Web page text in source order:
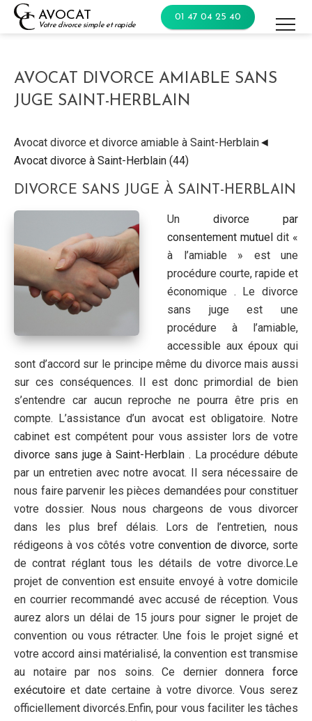
Skip
AVOCAT
Votre divorce simple et rapide
01 47 04 25 40
AVOCAT DIVORCE AMIABLE SANS
JUGE SAINT-HERBLAIN
Avocat divorce et divorce amiable à Saint-Herblain◄
Avocat divorce à Saint-Herblain (44)
DIVORCE SANS JUGE À SAINT-HERBLAIN
Un divorce par
consentement mutuel dit «
à l’amiable » est une
procédure courte, rapide et
économique . Le divorce
sans juge est une
procédure à l’amiable,
accessible aux époux qui
sont d’accord sur le principe même du divorce mais aussi
sur ces conséquences. Il est donc primordial de bien
s’entendre car aucun reproche ne pourra être pris en
compte. L’assistance d’un avocat est obligatoire. Notre
cabinet est compétent pour vous assister lors de votre
divorce sans juge à Saint-Herblain . La procédure débute
par un entretien avec notre avocat. Il sera nécessaire de
nous faire parvenir les pièces demandées pour constituer
votre dossier. Nous nous chargeons de vous divorcer
dans les plus bref délais. Lors de l’entretien, nous
rédigeons à vos côtés votre convention de divorce, sorte
de contrat réglant tous les détails de votre divorce.Le
projet de convention est ensuite envoyé à votre domicile
en courrier recommandé avec accusé de réception. Vous
aurez alors un délai de 15 jours pour signer le projet de
convention ou vous rétracter. Une fois le projet signé et
votre accord ainsi matérialisé, la convention est transmise
au notaire par nos soins. Ce dernier donnera force
exécutoire et date certaine à votre divorce. Vous serez
officiellement divorcés.Enfin, pour vous faciliter les tâches